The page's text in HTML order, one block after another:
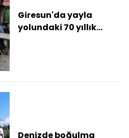
Giresun'da yayla
yolundaki 70 yıllık
Denizde boğulma